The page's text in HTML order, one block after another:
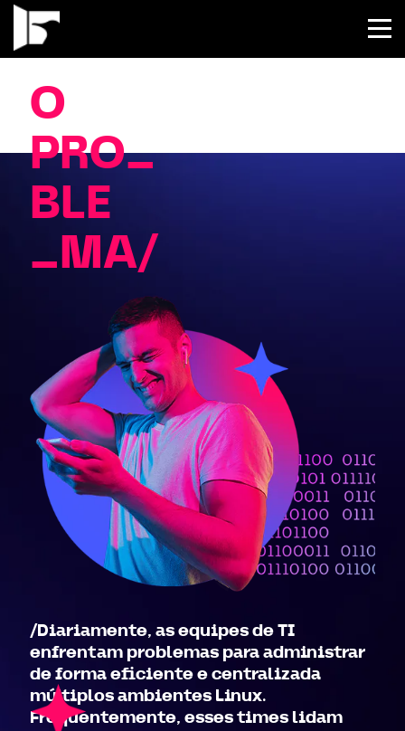
O
PRO_
BLE
_MA/
/Diariamente, as equipes de TI
enfrentam problemas para administrar
de forma eficiente e centralizada
múltiplos ambientes Linux.
Frequentemente, esses times lidam